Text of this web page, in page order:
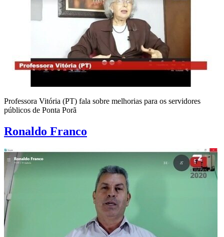
Professora Vitória (PT) fala sobre melhorias para os servidores
públicos de Ponta Porã
Ronaldo Franco